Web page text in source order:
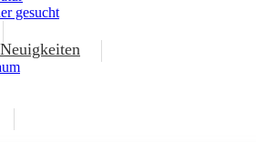
gesucht